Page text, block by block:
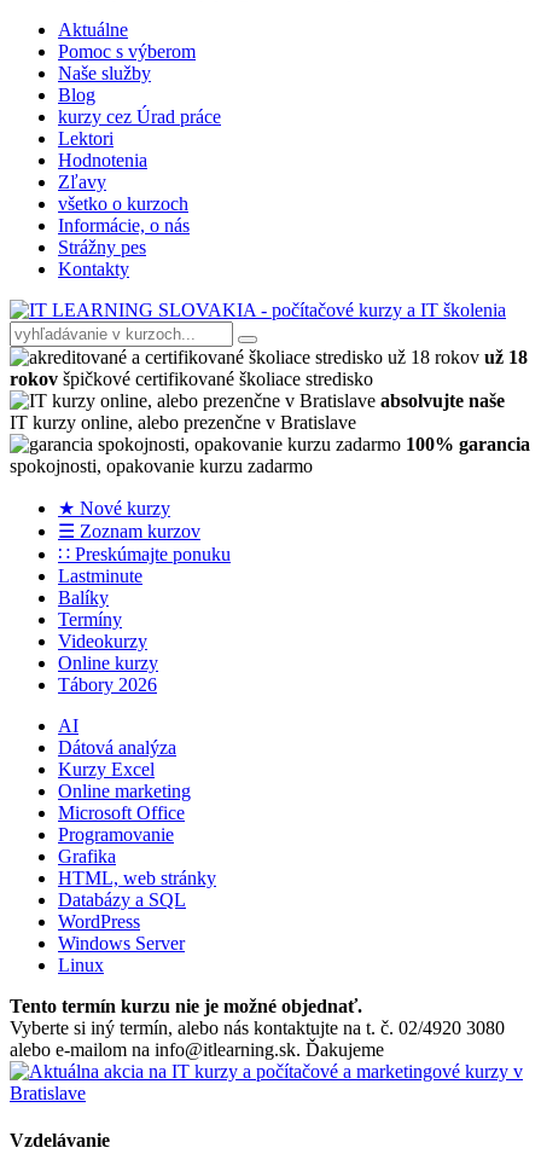
Aktuálne
Pomoc s výberom
Naše služby
Blog
kurzy cez Úrad práce
Lektori
Hodnotenia
Zľavy
všetko o kurzoch
Informácie, o nás
Strážny pes
Kontakty
už 18
rokov špičkové certifikované školiace stredisko
absolvujte naše
IT kurzy online, alebo prezenčne v Bratislave
100% garancia
spokojnosti, opakovanie kurzu zadarmo
★ Nové kurzy
☰ Zoznam kurzov
∷ Preskúmajte ponuku
Lastminute
Balíky
Termíny
Videokurzy
Online kurzy
Tábory 2026
AI
Dátová analýza
Kurzy Excel
Online marketing
Microsoft Office
Programovanie
Grafika
HTML, web stránky
Databázy a SQL
WordPress
Windows Server
Linux
Tento termín kurzu nie je možné objednať.
Vyberte si iný termín, alebo nás kontaktujte na t. č. 02/4920 3080
alebo e-mailom na info@itlearning.sk. Ďakujeme
Vzdelávanie